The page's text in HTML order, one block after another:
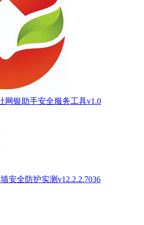
网银助手安全服务工具v1.0
安全防护实测v12.2.2.7036